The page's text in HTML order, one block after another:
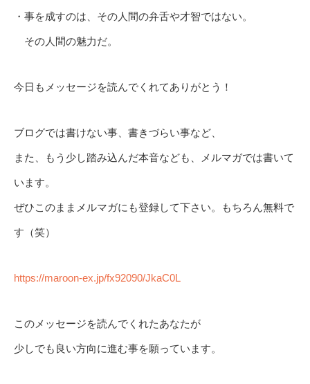
・事を成すのは、その人間の弁舌や才智ではない。
その人間の魅力だ。
今日もメッセージを読んでくれてありがとう！
ブログでは書けない事、書きづらい事など、
また、もう少し踏み込んだ本音なども、メルマガでは書いて
います。
ぜひこのままメルマガにも登録して下さい。もちろん無料で
す（笑）
https://maroon-ex.jp/fx92090/JkaC0L
このメッセージを読んでくれたあなたが
少しでも良い方向に進む事を願っています。